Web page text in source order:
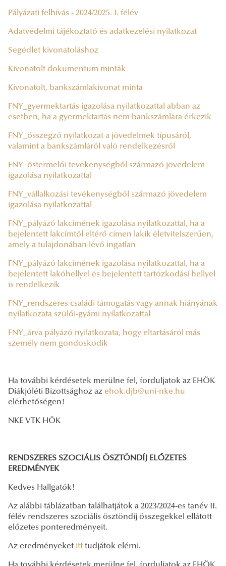
Pályázati felhívás - 2024/2025. I. félév
Adatvédelmi tájékoztató és adatkezelési nyilatkozat
Segédlet kivonatoláshoz
Kivonatolt dokumentum minták
Kivonatolt, bankszámlakivonat minta
FNY_gyermektartás igazolása nyilatkozattal abban az
esetben, ha a gyermektartás nem bankszámlára érkezik
FNY_összegző nyilatkozat a jövedelmek típusáról,
valamint a bankszámláról való rendelkezésről
FNY_őstermelői tevékenységből származó jövedelem
igazolása nyilatkozattal
FNY_vállalkozási tevékenységből származó jövedelem
igazolása nyilatkozattal
FNY_pályázó lakcímének igazolása nyilatkozattal, ha a
bejelentett lakcímtől eltérő címen lakik életvitelszerűen,
amely a tulajdonában lévő ingatlan
FNY_pályázó lakcímének igazolása nyilatkozattal, ha a
bejelentett lakóhellyel és bejelentett tartózkodási hellyel
is rendelkezik
FNY_rendszeres családi támogatás vagy annak hiányának
nyilatkozata szülői-gyámi nyilatkozattal
FNY_árva pályázó nyilatkozata, hogy eltartásáról más
személy nem gondoskodik
Ha további kérdésetek merülne fel, forduljatok az EHÖK
Diákjóléti Bizottsághoz az ehok.djb@uni-nke.hu
elérhetőségen!
NKE VTK HÖK
RENDSZERES SZOCIÁLIS ÖSZTÖNDÍJ ELŐZETES
EREDMÉNYEK
Kedves Hallgatók!
Az alábbi táblázatban találhatjátok a 2023/2024-es tanév II.
félév rendszeres szociális ösztöndíj összegekkel ellátott
előzetes ponteredményeit.
Az eredményeket itt tudjátok elérni.